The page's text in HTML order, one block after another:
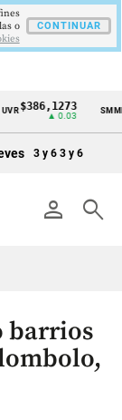
$386,1273
▲ 0.03
SMMLV
3 y 6 3 y 6
person search
barrios
o
CONTINUAR